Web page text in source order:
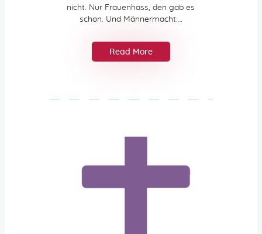
nicht. Nur Frauenhass, den gab es
schon. Und Männermacht.…
Read More